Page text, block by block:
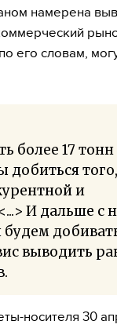
намерена
его словам,
более 17
и
И дальше с
выводить
носителя 30